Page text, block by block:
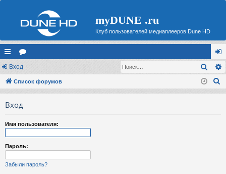
myDUNE .ru
Клуб пользователей медиаплееров Dune HD
с
ы
ор
ум
хо
д
Вход
Список форумов
Вход
Имя пользователя:
Пароль:
Забыли пароль?